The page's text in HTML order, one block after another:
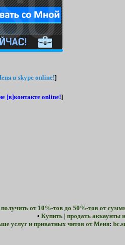
в skype online!]
[в]контакте online!]
от 10%-тов до 50%-тов от
• Купить | продать аккаунты
услуг и приватных читов от Меня: